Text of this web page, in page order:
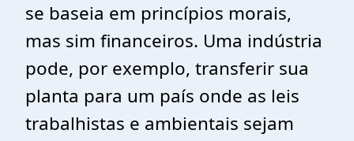
se baseia em princípios morais,
mas sim financeiros. Uma indústria
pode, por exemplo, transferir sua
planta para um país onde as leis
trabalhistas e ambientais sejam